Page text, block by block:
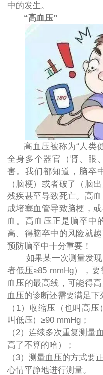
中的发生。
“高血压”
高血压被称为“人类
全身多个器官（肾、眼
害。我们都知道，脑卒
（脑梗）或者破了（脑
残疾甚至导致死亡。高
成堵塞血管导致脑梗，
血。高血压正是脑卒中
高、得脑卒中的风险就
预防脑卒中十分重要！
如果某一次测量发
者低压≥85 mmHg），
血压的最高线，可能得
血压的诊断还需要满足下
（ 1）收缩压（也叫高压
叫低压）≥90 mmHg；
（ 2）连续多次重复测量
高了不算的哈）；
（ 3）测量血压的方式要
心情平静地进行测量。